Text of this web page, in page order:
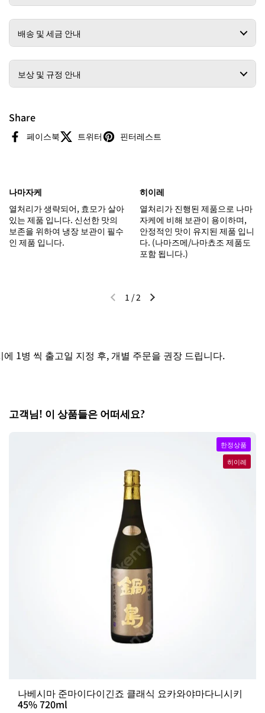
배송 및 세금 안내
보상 및 규정 안내
Share
페이스북 트위터 핀터레스트
나마자케
열처리가 생략되어, 효모가 살아
있는 제품 입니다. 신선한 맛의
보존을 위하여 냉장 보관이 필수
인 제품 입니다.
히이레
열처리가 진행된 제품으로 나마
자케에 비해 보관이 용이하며,
안정적인 맛이 유지된 제품 입니
다. (나마즈메/나마쵸조 제품도
포함 됩니다.)
이전 슬라이드다음 슬라이드
1 /2
병 씩 출고일 지정 후, 개별 주문을 권장 드립니다.
고객님! 이 상품들은 어떠세요?
나베시마 준마이다이긴죠 클래식 요카와야마다니시키
45% 720ml
한정상품
히이레